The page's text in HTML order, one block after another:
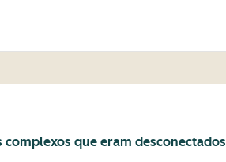
que eram desconectados